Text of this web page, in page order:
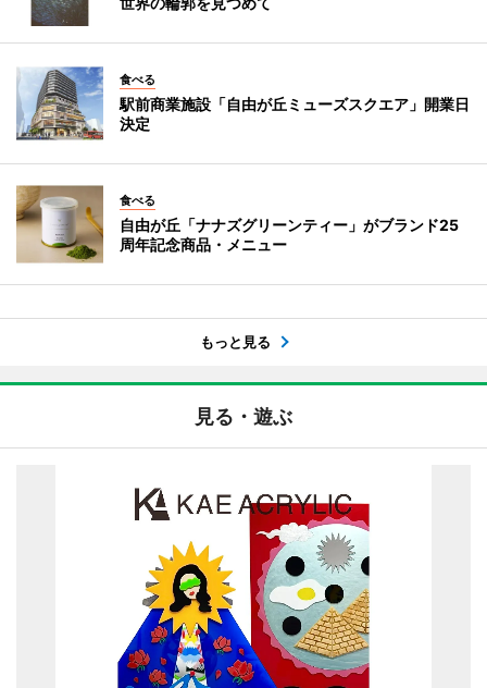
食べる
駅前商業施設「自由が丘ミューズスクエア」開業日
決定
食べる
自由が丘「ナナズグリーンティー」がブランド25
周年記念商品・メニュー
もっと見る
見る・遊ぶ